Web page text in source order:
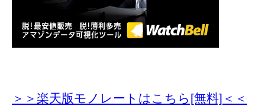
＞＞楽天版モノレートはこちら[無料]＜＜